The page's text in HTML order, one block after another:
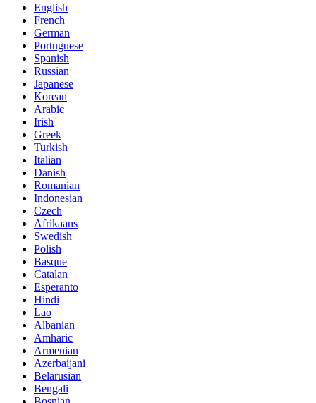
English
French
German
Portuguese
Spanish
Russian
Japanese
Korean
Arabic
Irish
Greek
Turkish
Italian
Danish
Romanian
Indonesian
Czech
Afrikaans
Swedish
Polish
Basque
Catalan
Esperanto
Hindi
Lao
Albanian
Amharic
Armenian
Azerbaijani
Belarusian
Bengali